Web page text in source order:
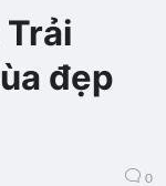
đẹp
0